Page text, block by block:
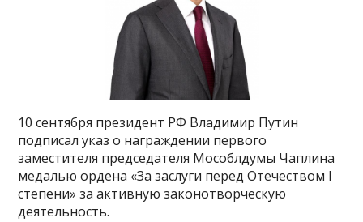
10 сентября президент РФ Владимир Путин
подписал указ о награждении первого
заместителя председателя Мособлдумы Чаплина
медалью ордена «За заслуги перед Отечеством I
степени» за активную законотворческую
деятельность.